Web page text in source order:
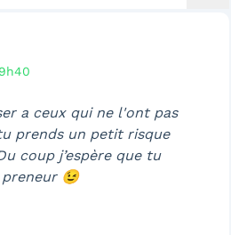
a ceux qui ne l'ont pas
prends un petit risque
coup j’espère que tu
😉